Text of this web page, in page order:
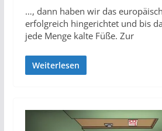
…, dann haben wir das
erfolgreich hingerichtet und bis
jede Menge kalte Füße. Zur
Weiterlesen